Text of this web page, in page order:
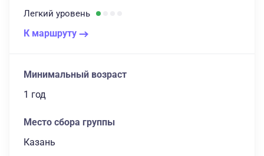
Легкий уровень
К маршруту
Минимальный возраст
1 год
Место сбора группы
Казань